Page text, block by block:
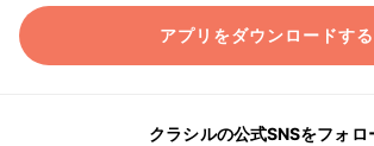
アプリをダウンロードする
クラシルの公式SNSをフォロ